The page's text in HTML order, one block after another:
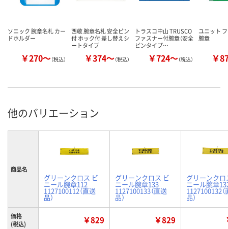
ソニック 腕章名札 カー
ドホルダー
￥270～（税込）
西敬 腕章名札 安全ピン
付 ホック付 差し替えシ
ートタイプ
￥374～（税込）
トラスコ中山 TRUSCO
ファスナー付腕章（安全
ピンタイプ…
￥724～（税込）
ユニット
腕章
￥
他のバリエーション
商品名
グリーンクロス ビ
ニール腕章112
1127100112（直送
品）
グリーンクロス ビ
ニール腕章133
1127100133（直送
品）
グリーンクロ
ニール腕章
1127100132（
品）
価格
(税込)
￥829 ￥829